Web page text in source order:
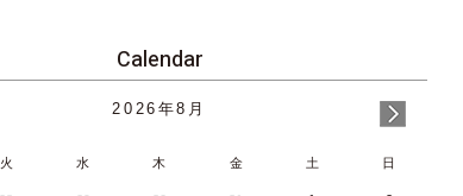
Calendar
2026 年8月
火 水 木 金 土 日